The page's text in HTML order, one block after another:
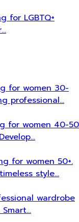
for LGBTQ+
for women 30-
professional…
for women 40-50
for women 50+.
style…
wardrobe